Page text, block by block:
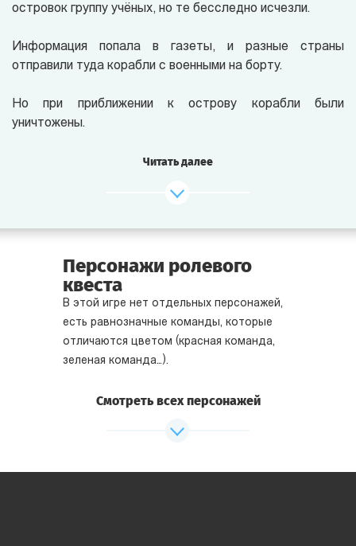
островок группу учёных, но те бесследно исчезли.
Информация попала в газеты, и разные страны
отправили туда корабли с военными на борту.
Но при приближении к острову корабли были
уничтожены.
Немногие уцелевшие вплавь добрались до каменистого
негостеприимном клочке земли?
Никаких припасов, никакой связи с внешним миром,
и мастерить оружие, расследовать загадочное
исчезновение учёных, и в конце концов встретиться
Читать далее
Персонажи ролевого
квеста
В этой игре нет отдельных персонажей,
есть равнозначные команды, которые
отличаются цветом (красная команда,
зеленая команда…).
Смотреть всех персонажей